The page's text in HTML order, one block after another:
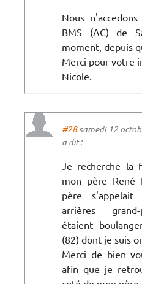
Nous
BMS (AC) de
moment, depuis
Merci pour votre
Nicole.
#28samedi 12
a dit :
Je recherche la
mon père René
père s'appelait
arrières grand-
étaient
(82) dont je suis
Merci de bien
afin que je